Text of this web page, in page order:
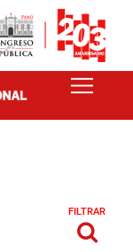
FILTRAR